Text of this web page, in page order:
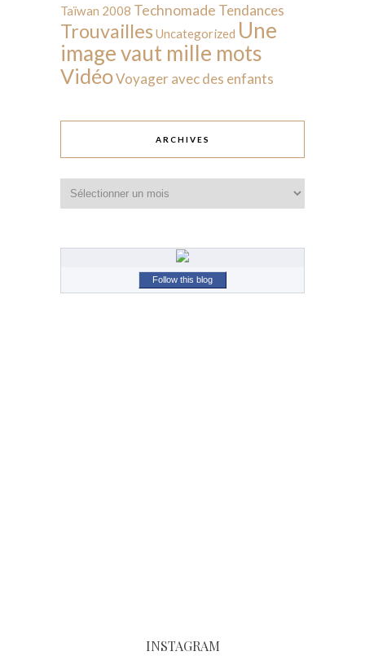
Taïwan 2008 Technomade Tendances
Trouvailles Uncategorized Une
image vaut mille mots
VidéoVoyager avec des enfants
ARCHIVES
Follow this blog
INSTAGRAM